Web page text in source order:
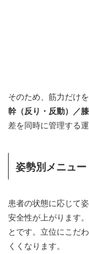
そのため、筋力だけを
幹（反り・反動）／膝
差を同時に管理する
姿勢別メニュー
患者の状態に応じて
安全性が上がります
とです。立位にこだ
くくなります。